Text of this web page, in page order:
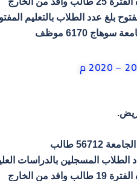
عدد الطلاب بالتعليم المفتوح 1282
6170 موظف
طالب
المسجلين بالدراسات العليا 5120
من الخارج